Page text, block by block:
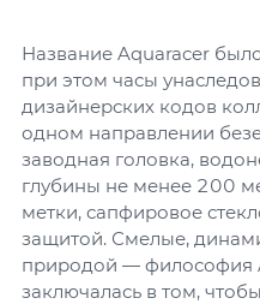
Название Aquaracer
при этом часы
дизайнерских кодов
одном направлении
заводная головка,
глубины не менее 200
метки, сапфировое
защитой. Смелые,
природой — философия
заключалась в том,